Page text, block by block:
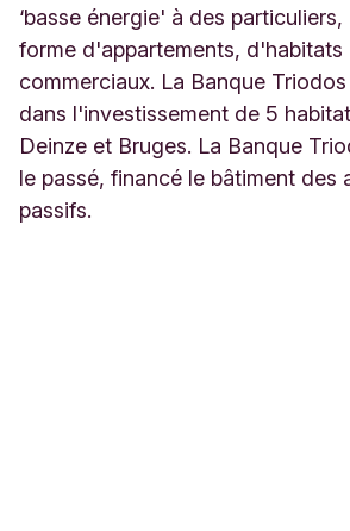
‘basse énergie' à des
forme d'appartements,
commerciaux. La Banque
dans l'investissement de 5
Deinze et Bruges. La Banque
le passé, financé le bâtiment des
passifs.